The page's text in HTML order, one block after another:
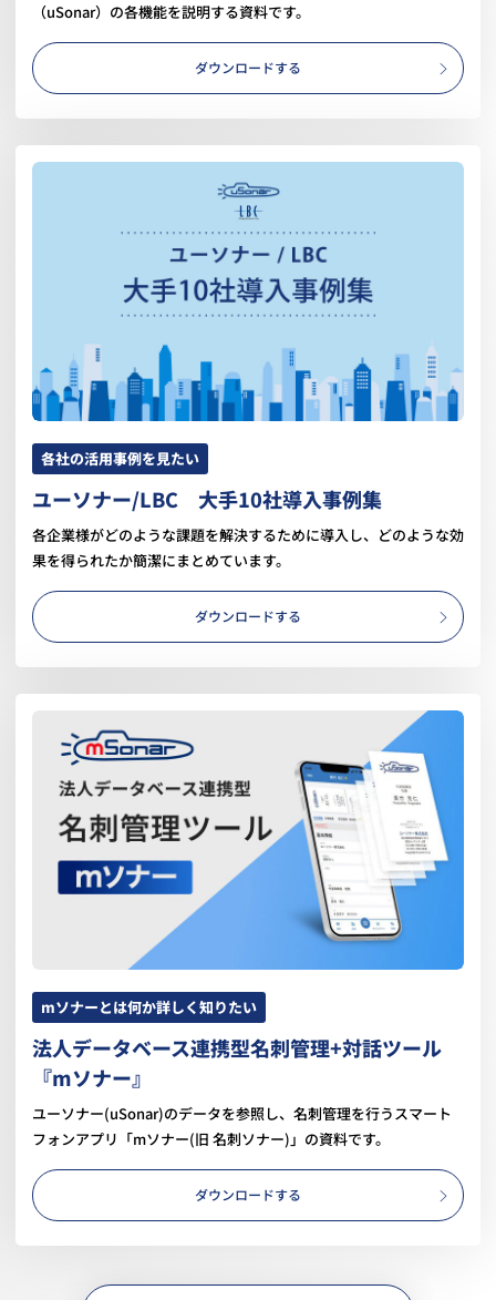
（uSonar）の各機能を説明する資料です。
ダウンロードする
各社の活用事例を見たい
ユーソナー/LBC 大手10社導入事例集
各企業様がどのような課題を解決するために導入し、どのような効
果を得られたか簡潔にまとめています。
ダウンロードする
mソナーとは何か詳しく知りたい
法人データベース連携型名刺管理+対話ツール
『mソナー』
ユーソナー(uSonar)のデータを参照し、名刺管理を行うスマート
フォンアプリ「mソナー(旧 名刺ソナー)」の資料です。
ダウンロードする